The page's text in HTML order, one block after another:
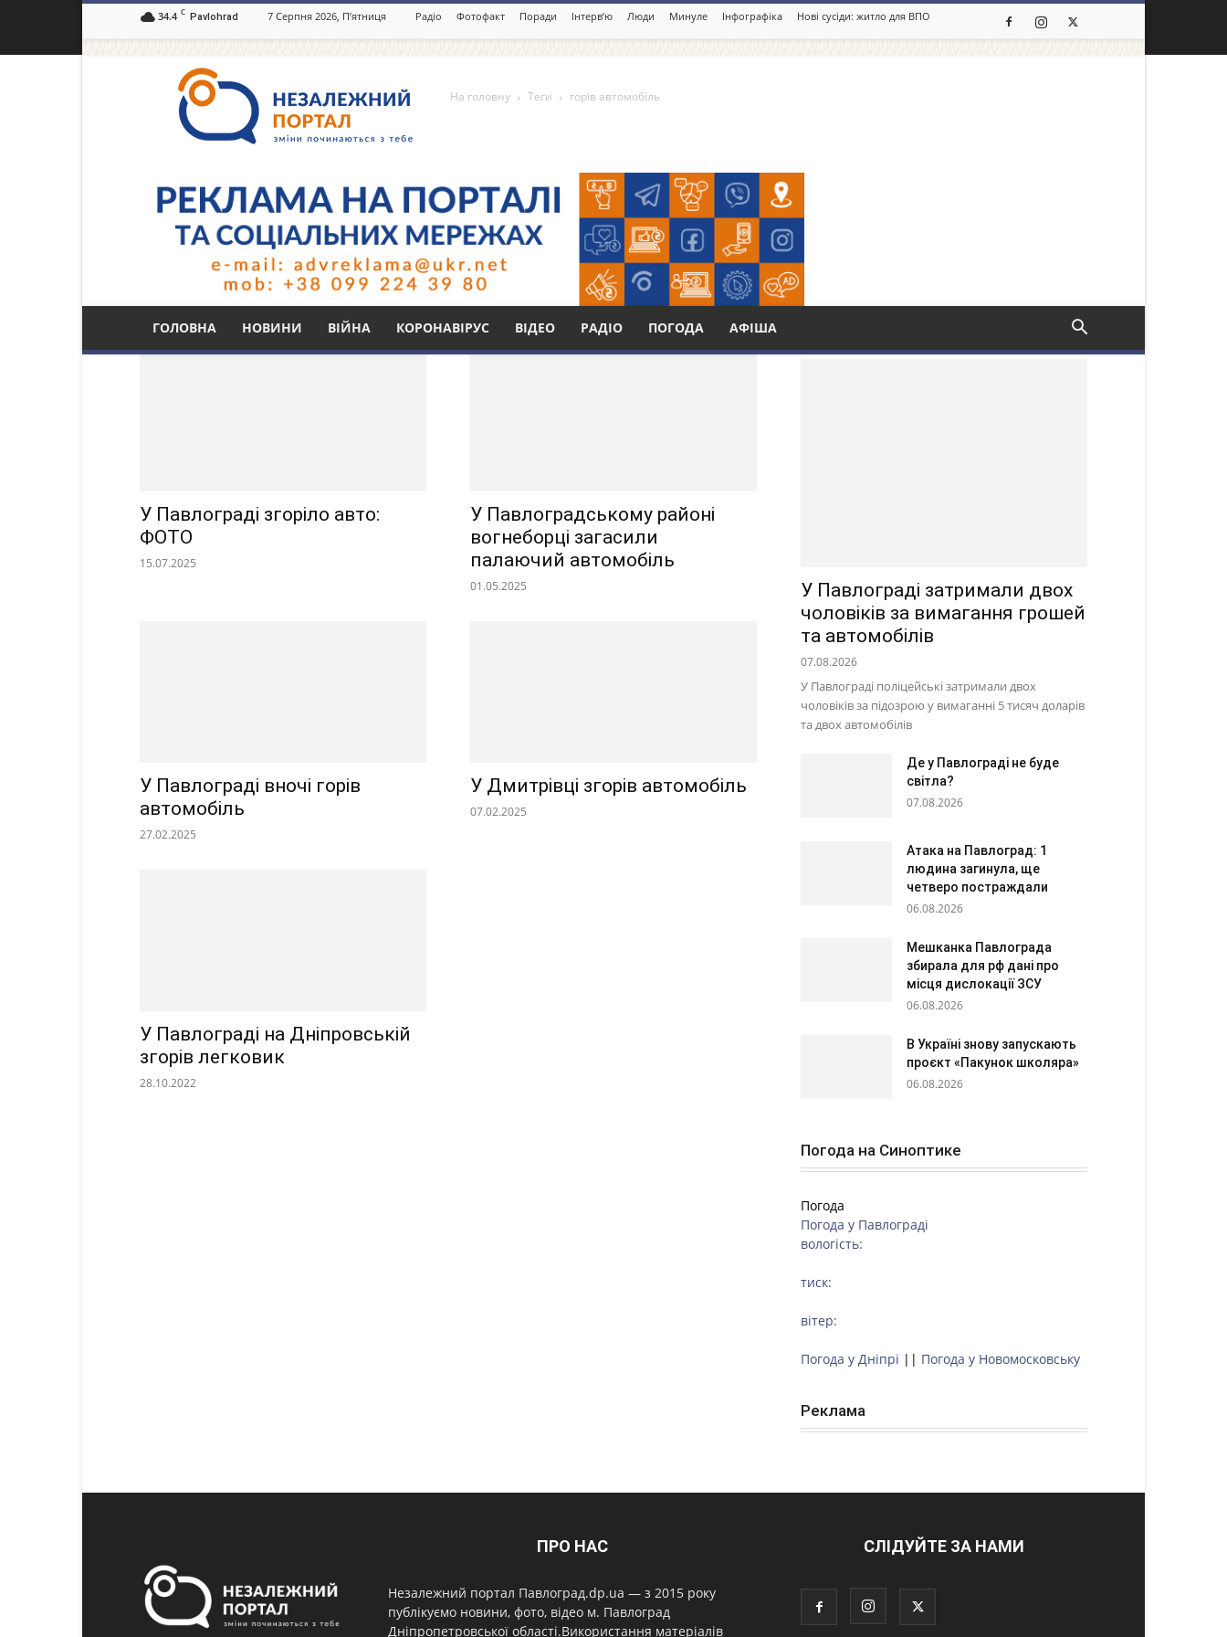
34.4 C Pavlohrad 7 Серпня 2026, П’ятниця Радіо Фотофакт Поради Інтерв’ю Люди Минуле Інфографіка Нові сусіди: житло для ВПО
портал
Павлоград.dp.ua
ГОЛОВНА НОВИНИ ВІЙНА КОРОНАВІРУС ВІДЕО РАДІО ПОГОДА АФІША
На головну Теги горів автомобіль
Тег: горів автомобіль
У Павлограді згоріло авто:
ФОТО
15.07.2025
У Павлоградському районі
вогнеборці загасили
палаючий автомобіль
01.05.2025
У Павлограді вночі горів
автомобіль
27.02.2025
У Дмитрівці згорів автомобіль
07.02.2025
У Павлограді на Дніпровській
згорів легковик
28.10.2022
У Павлограді затримали двох
чоловіків за вимагання грошей
та автомобілів
07.08.2026
У Павлограді поліцейські затримали двох
чоловіків за підозрою у вимаганні 5 тисяч доларів
та двох автомобілів
Де у Павлограді не буде
світла?
07.08.2026
Атака на Павлоград: 1
людина загинула, ще
четверо постраждали
06.08.2026
Мешканка Павлограда
збирала для рф дані про
місця дислокації ЗСУ
06.08.2026
В Україні знову запускають
проєкт «Пакунок школяра»
06.08.2026
Погода на Синоптике
Погода
Погода у Павлограді
вологість:
тиск:
вітер:
Погода у Дніпрі || Погода у Новомосковську
Реклама
ПРО НАС
Незалежний портал Павлоград.dp.ua — з 2015 року
публікуємо новини, фото, відео м. Павлоград
Дніпропетровської області.Використання матеріалів
СЛІДУЙТЕ ЗА НАМИ